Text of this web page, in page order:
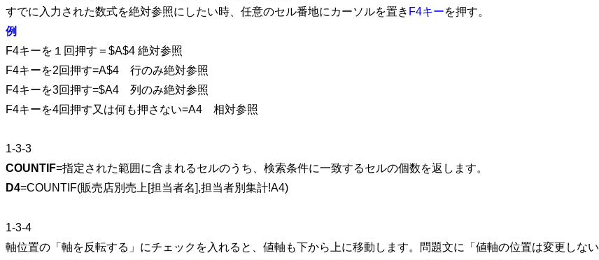
すでに入力された数式を絶対参照にしたい時、任意のセル番地にカーソルを置き F4キーを押す。
例
F4キーを１回押す＝$A$4 絶対参照
F4キーを2回押す=A$4 行のみ絶対参照
F4キーを3回押す=$A4 列のみ絶対参照
F4キーを4回押す又は何も押さない=A4 相対参照
1-3-3
COUNTIF=指定された範囲に含まれるセルのうち、検索条件に一致するセルの個数を返します。
D4=COUNTIF(販売店別売上[担当者名],担当者別集計!A4)
1-3-4
軸位置の「軸を反転する」にチェックを入れると、値軸も下から上に移動します。問題文に「値軸の位置は変更しない